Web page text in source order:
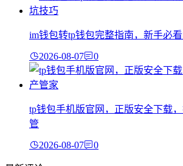
im钱包转tp钱包完整指南，新手必
2026-08-07 0
tp钱包手机版官网，正版安全下载
管
2026-08-07 0